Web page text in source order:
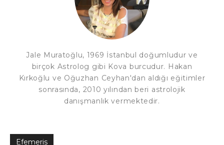
Jale Muratoğlu, 1969 İstanbul doğumludur ve
birçok Astrolog gibi Kova burcudur. Hakan
Kırkoğlu ve Oğuzhan Ceyhan'dan aldığı eğitimler
sonrasında, 2010 yılından beri astrolojik
danışmanlık vermektedir.
Efemeris